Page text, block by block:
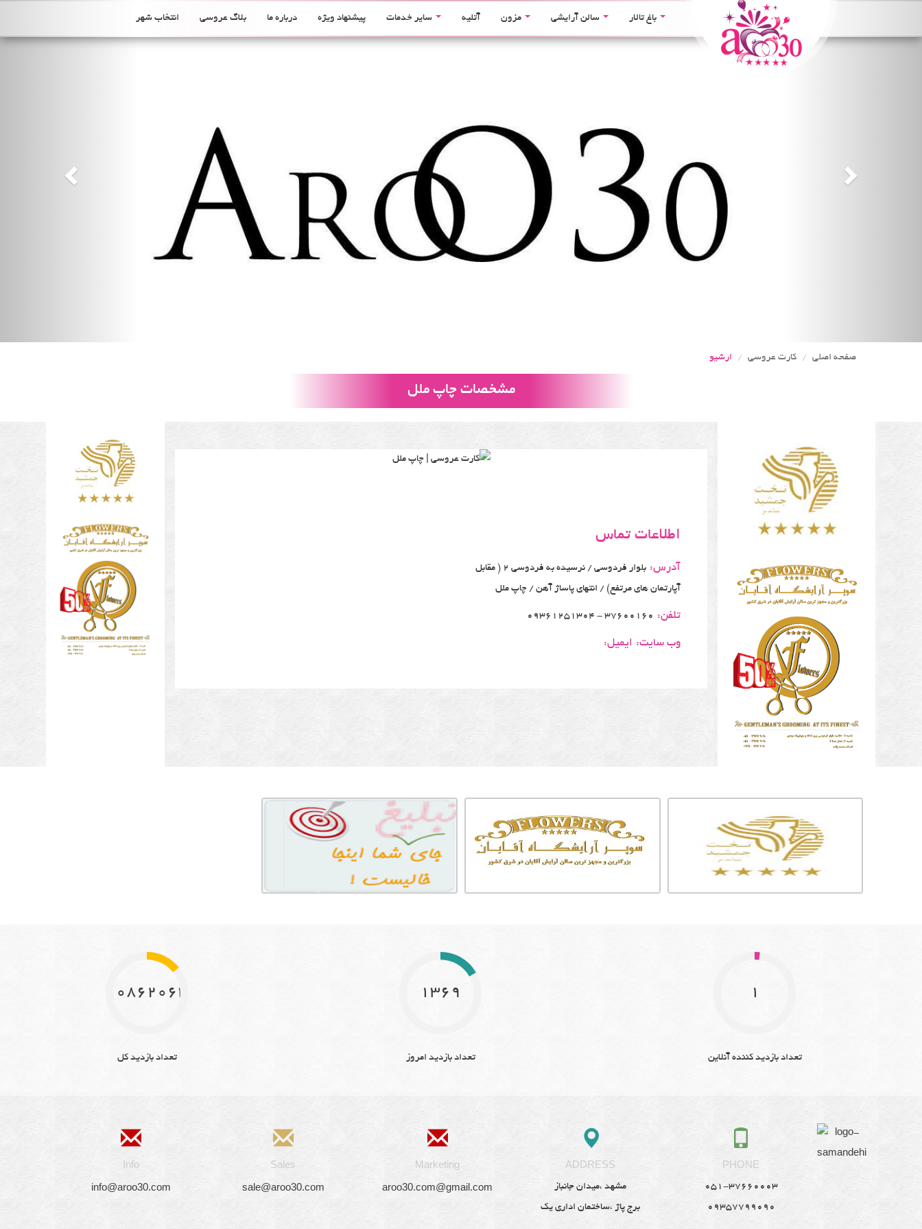
باغ تالار سالن آرایشی مزون آتلیه سایر خدمات پیشنهاد ویژه درباره ما بلاگ عروسی انتخاب شهر
صفحه اصلی کارت عروسی ارشیو
مشخصات چاپ ملل
اطلاعات تماس
آدرس:
بلوار فردوسی / نرسیده به فردوسی 2 ( مقابل
آپارتمان های مرتفع) / انتهای پاساژ آهن / چاپ ملل
تلفن: 37600160 - 09361251304
وب سایت: ایمیل:
1
تعداد بازدید کننده آنلاین
1369
تعداد بازدید امروز
10862064
تعداد بازدید کل
Info
info@aroo30.com
Sales
sale@aroo30.com
Marketing
aroo30.com@gmail.com
ADDRESS
مشهد ،میدان جانباز
برج پاژ ،ساختمان اداری یک
PHONE
051-37660003
09357799090